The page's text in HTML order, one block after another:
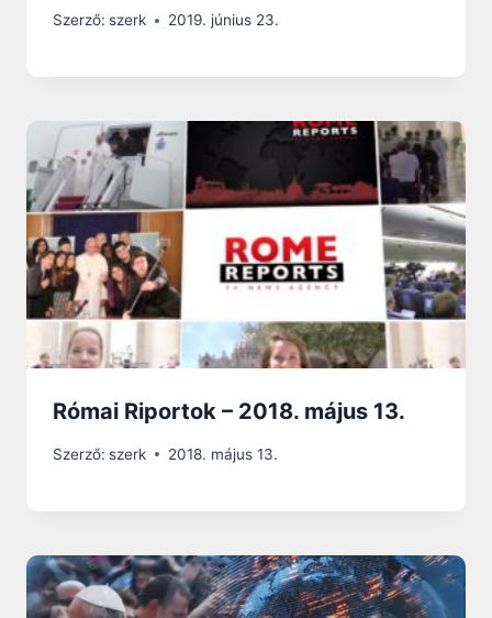
Szerző: szerk 2019. június 23.
Római Riportok – 2018. május 13.
Szerző: szerk 2018. május 13.